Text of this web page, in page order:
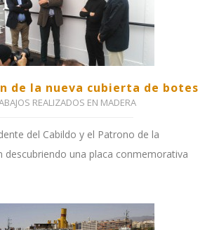
de la nueva cubierta de botes
REALIZADOS EN MADERA
del Cabildo y el Patrono de la
descubriendo una placa conmemorativa